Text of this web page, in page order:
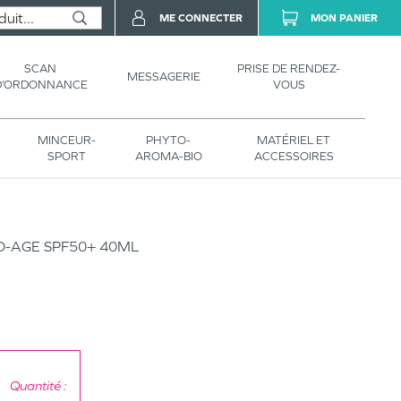
SCAN
MESSAGERIE
PRISE DE RENDEZ-
VOUS
MINCEUR-
SPORT
PHYTO-
AROMA-BIO
MATÉRIEL ET
ACCESSOIRES
ME CONNECTER MON PANIER
AGE SPF50+ 40ML
Quantité :